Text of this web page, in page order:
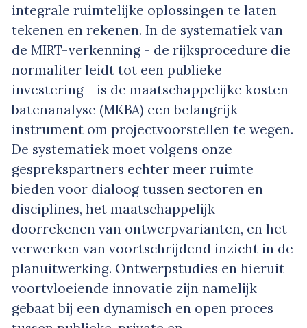
integrale ruimtelijke oplossingen te laten
tekenen en rekenen. In de systematiek van
de MIRT-verkenning - de rijksprocedure die
normaliter leidt tot een publieke
investering - is de maatschappelijke kosten-
batenanalyse (MKBA) een belangrijk
instrument om projectvoorstellen te wegen.
De systematiek moet volgens onze
gesprekspartners echter meer ruimte
bieden voor dialoog tussen sectoren en
disciplines, het maatschappelijk
doorrekenen van ontwerpvarianten, en het
verwerken van voortschrijdend inzicht in de
planuitwerking. Ontwerpstudies en hieruit
voortvloeiende innovatie zijn namelijk
gebaat bij een dynamisch en open proces